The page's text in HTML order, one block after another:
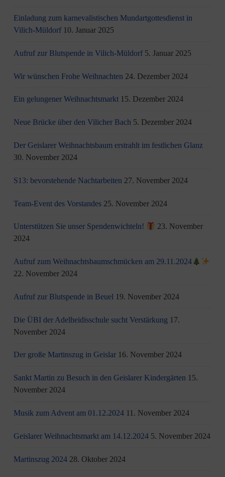
Einladung zum karnevalistischen Mundartgottesdienst in
Vilich-Müldorf 10. Januar 2025
Aufruf zur Blutspende in Vilich-Müldorf 5. Januar 2025
Wir wünschen Frohe Weihnachten 24. Dezember 2024
Ein gelungener Weihnachtsmarkt 15. Dezember 2024
Neue Brücke über den Vilicher Bach 5. Dezember 2024
Der Geislarer Weihnachtsbaum erstrahlt im festlichen Glanz
30. November 2024
S13: bevorstehende Nachtarbeiten 27. November 2024
Team-Event des Vorstandes 25. November 2024
Unterstützen Sie unser Spendenwichteln!
23. November
2024
Aufruf zum Weihnachtsbaumschmücken am 29.11.2024
22. November 2024
Aufruf zur Blutspende in Beuel 19. November 2024
Die ÜBI der Adelheidisschule sucht Verstärkung 17.
November 2024
Der große Martinszug in Geislar 16. November 2024
Sankt Martin zu Besuch in den Geislarer Kindergärten 15.
November 2024
Musik zum Advent am 01.12.2024 11. November 2024
Geislarer Weihnachtsmarkt am 14.12.2024 5. November 2024
Martinszug 2024 28. Oktober 2024